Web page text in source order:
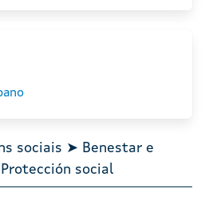
sociais ➤ Benestar e
social